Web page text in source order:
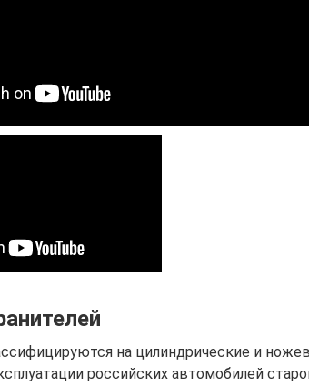
на цилиндрические и
российских автомобилей